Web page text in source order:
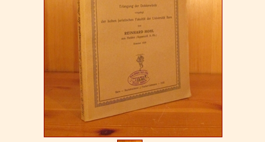
Geschäftsbedingungen
Datenschutzerklärung